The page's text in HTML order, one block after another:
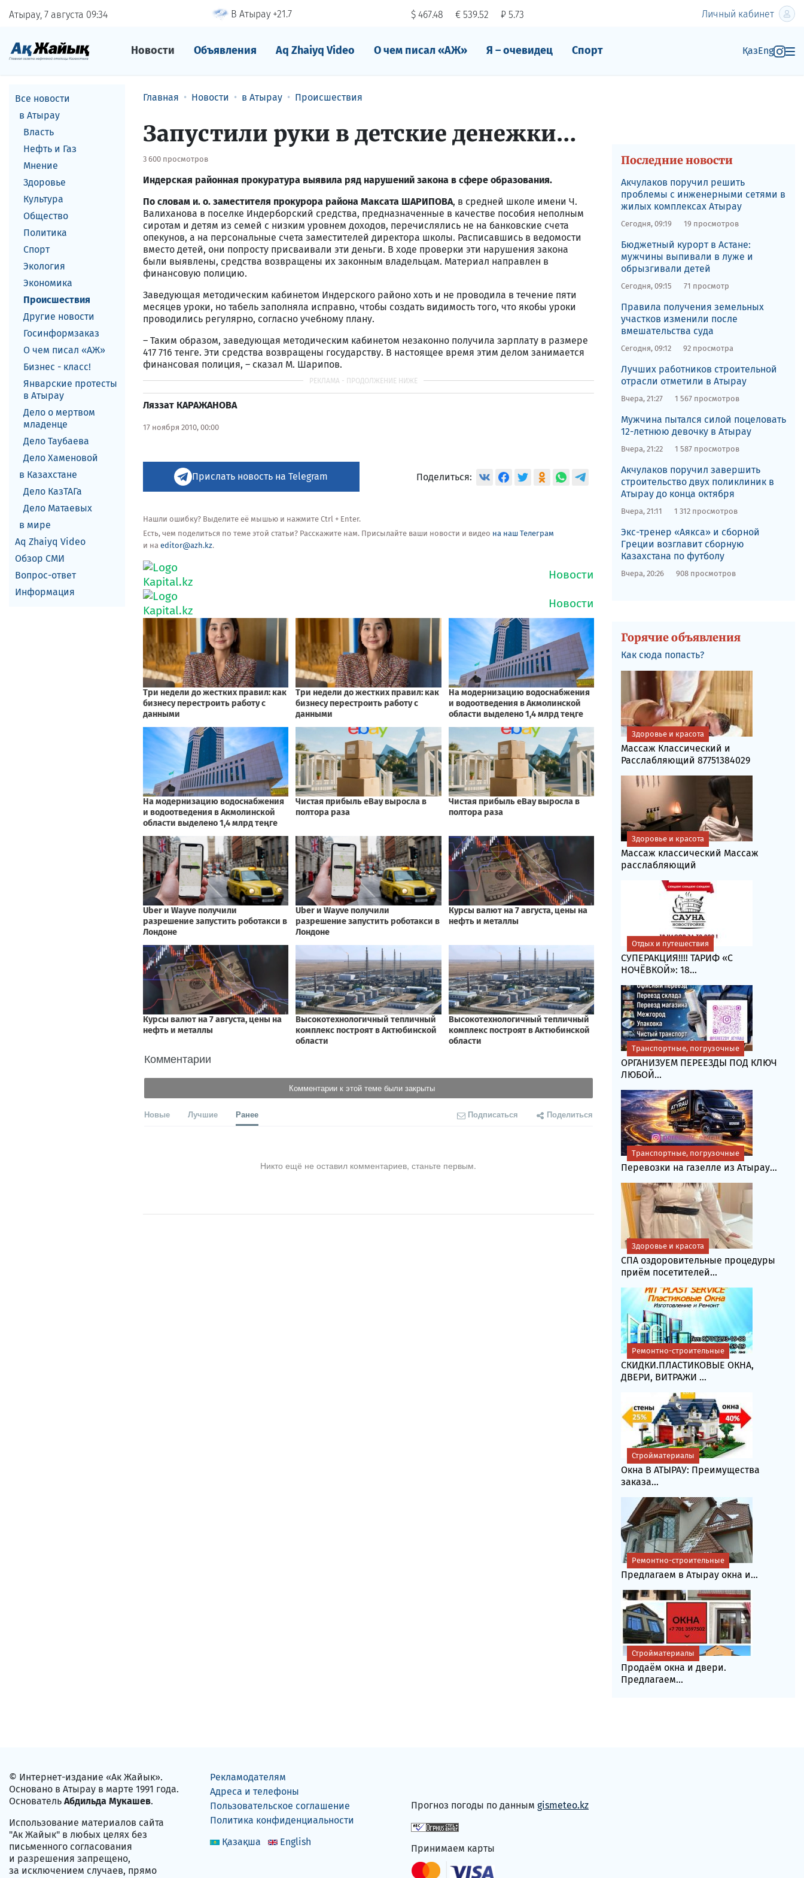
Атырау, 7 августа 0934 В Атырау +21.7 $ 467.48 € 539.52 ₽ 5.73 Личный кабинет
Новости Объявления Aq Zhaiyq Video О чем писал «АЖ» Я – очевидец Спорт ҚазEng
Все новости
в Атырау
Власть
Нефть и Газ
Мнение
Здоровье
Культура
Общество
Политика
Спорт
Экология
Экономика
Происшествия
Другие новости
Госинформзаказ
О чем писал «АЖ»
Бизнес - класс!
Январские протесты
в Атырау
Дело о мертвом
младенце
Дело Таубаева
Дело Хаменовой
в Казахстане
Дело КазТАГа
Дело Матаевых
в мире
Aq Zhaiyq Video
Обзор СМИ
Вопрос-ответ
Информация
Главная Новости в Атырау Происшествия
Запустили руки в детские денежки…
3 600 просмотров
Индерская районная прокуратура выявила ряд нарушений закона в сфере образования.
По словам и. о. заместителя прокурора района Максата ШАРИПОВА, в средней школе имени Ч.
Валиханова в поселке Индерборский средства, предназначенные в качестве пособия неполным
сиротам и детям из семей с низким уровнем доходов, перечислялись не на банковские счета
опекунов, а на персональные счета заместителей директора школы. Расписавшись в ведомости
вместо детей, они попросту присваивали эти деньги. В ходе проверки эти нарушения закона
были выявлены, средства возвращены их законным владельцам. Материал направлен в
финансовую полицию.
Заведующая методическим кабинетом Индерского районо хоть и не проводила в течение пяти
месяцев уроки, но табель заполняла исправно, чтобы создать видимость того, что якобы уроки
проводились регулярно, согласно учебному плану.
– Таким образом, заведующая методическим кабинетом незаконно получила зарплату в размере
417 716 тенге. Эти средства возвращены государству. В настоящее время этим делом занимается
финансовая полиция, – сказал М. Шарипов.
Ляззат КАРАЖАНОВА
17 ноября 2010, 00:00
Прислать новость на Telegram Поделиться:
Нашли ошибку? Выделите её мышью и нажмите Ctrl + Enter.
Есть, чем поделиться по теме этой статьи? Расскажите нам. Присылайте ваши новости и видео на наш Телеграм
и на editor@azh.kz.
Комментарии
Комментарии к этой теме были закрыты
Новые Лучшие Ранее Подписаться Поделиться
Никто ещё не оставил комментариев, станьте первым.
Последние новости
Акчулаков поручил решить
проблемы с инженерными сетями в
жилых комплексах Атырау
Сегодня, 09:19 19 просмотров
Бюджетный курорт в Астане:
мужчины выпивали в луже и
обрызгивали детей
Сегодня, 09:15 71 просмотр
Правила получения земельных
участков изменили после
вмешательства суда
Сегодня, 09:12 92 просмотра
Лучших работников строительной
отрасли отметили в Атырау
Вчера, 21:27 1 567 просмотров
Мужчина пытался силой поцеловать
12-летнюю девочку в Атырау
Вчера, 21:22 1 587 просмотров
Акчулаков поручил завершить
строительство двух поликлиник в
Атырау до конца октября
Вчера, 21:11 1 312 просмотров
Экс-тренер «Аякса» и сборной
Греции возглавит сборную
Казахстана по футболу
Вчера, 20:26 908 просмотров
Горячие объявления
Как сюда попасть?
Массаж Классический и
Расслабляющий 87751384029
Здоровье и красота
Массаж классический Массаж
расслабляющий
Здоровье и красота
СУПЕРАКЦИЯ!!!! ТАРИФ «C
НОЧЁВКОЙ»: 18...
Отдых и путешествия
ОРГАНИЗУЕМ ПЕРЕЕЗДЫ ПОД КЛЮЧ
ЛЮБОЙ...
Транспортные, погрузочные
Перевозки на газелле из Атырау...
Транспортные, погрузочные
СПА оздоровительные процедуры
приём посетителей...
Здоровье и красота
СКИДКИ.ПЛАСТИКОВЫЕ ОКНА,
ДВЕРИ, ВИТРАЖИ ...
Ремонтно-строительные
Окна В АТЫРАУ: Преимущества
заказа...
Стройматериалы
Предлагаем в Атырау окна и...
Ремонтно-строительные
Продаём окна и двери.
Предлагаем...
Стройматериалы
© Интернет-издание «Ак Жайык».
Основано в Атырау в марте 1991 года.
Основатель Абдильда Мукашев.
Использование материалов сайта
"Ак Жайык" в любых целях без
письменного согласования
и разрешения запрещено,
за исключением случаев, прямо
Рекламодателям
Адреса и телефоны
Пользовательское соглашение
Политика конфиденциальности
Қазақша
English
Прогноз погоды по данным gismeteo.kz
Принимаем карты